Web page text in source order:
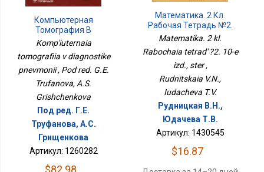
Компьютерная
Томография В
Диагностике Пневмоний
Komp'iuternaia
tomografiia v diagnostike
pnevmonii , Pod red. G.E.
Trufanova, A.S.
Grishchenkova
Под ред. Г.Е.
Труфанова, А.С.
Грищенкова
Артикул: 1260282
Математика. 2 Кл.
Рабочая Тетрадь №2.
10-Е Изд., Стер
Matematika. 2 kl.
Rabochaia tetrad' ?2. 10-e
izd., ster ,
Rudnitskaia V.N.,
Iudacheva T.V.
Рудницкая В.Н.,
Юдачева Т.В.
Артикул: 1430545
$16.87